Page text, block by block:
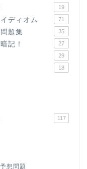
19
ディオム 71
題集 35
記！ 27
29
18
117
想問題